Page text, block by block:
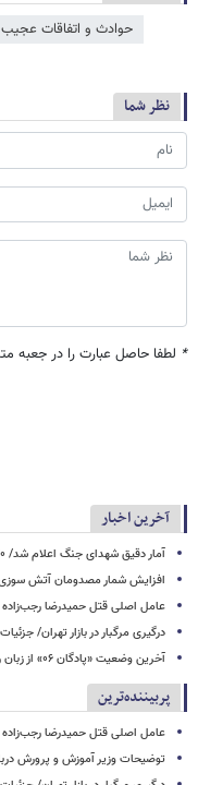
حوادث و اتفاقات عجیب
نظر شما
* لطفا حاصل عبارت را در جعبه
آخرین اخبار
آمار دقیق شهدای جنگ اعلام شد/ ۴۰ درصد از شهدای دو جنگ با علم ژنتیک شناسایی شدند
افزایش شمار مصدومان آتش سوزی
عامل اصلی قتل حمیدرضا
درگیری مرگبار در بازار تهران/ جزئیات
آخرین وضعیت «پادگان ۰۶» از زبان رئیس شورای شهر تهران
پربیننده‌ترین
عامل اصلی قتل حمیدرضا
توضیحات وزیر آموزش و پرورش